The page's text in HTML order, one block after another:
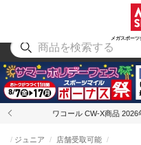
メガスポー
アウトドア
ワコール CW-X商品
ジュニア 店舗受取可能